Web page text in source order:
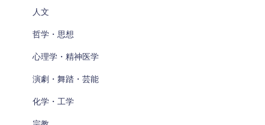
人文
哲学・思想
心理学・精神医学
演劇・舞踏・芸能
化学・工学